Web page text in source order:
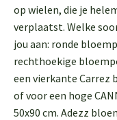
op wielen, die je
verplaatst. Welke
jou aan: ronde
rechthoekige
een vierkante Carrez
of voor een hoge
50x90 cm. Adezz